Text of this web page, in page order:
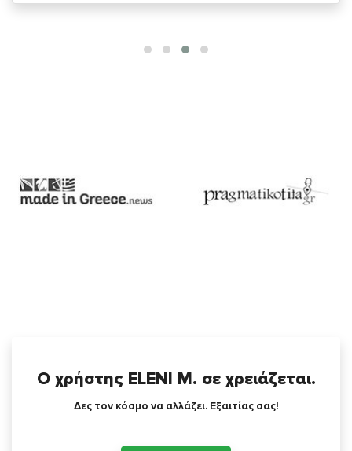
Ο χρήστης ELENI M. σε χρειάζεται.
Δες τον κόσμο να αλλάζει. Εξαιτίας σας!